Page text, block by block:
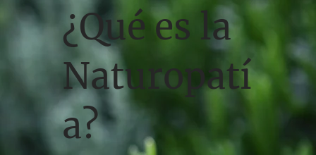
¿Qué es la
Naturopatí
a?